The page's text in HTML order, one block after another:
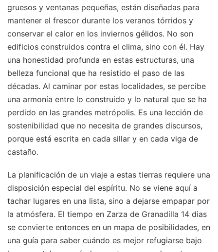
gruesos y ventanas pequeñas, están diseñadas para
mantener el frescor durante los veranos tórridos y
conservar el calor en los inviernos gélidos. No son
edificios construidos contra el clima, sino con él. Hay
una honestidad profunda en estas estructuras, una
belleza funcional que ha resistido el paso de las
décadas. Al caminar por estas localidades, se percibe
una armonía entre lo construido y lo natural que se ha
perdido en las grandes metrópolis. Es una lección de
sostenibilidad que no necesita de grandes discursos,
porque está escrita en cada sillar y en cada viga de
castaño.
La planificación de un viaje a estas tierras requiere una
disposición especial del espíritu. No se viene aquí a
tachar lugares en una lista, sino a dejarse empapar por
la atmósfera. El tiempo en Zarza de Granadilla 14 dias
se convierte entonces en un mapa de posibilidades, en
una guía para saber cuándo es mejor refugiarse bajo